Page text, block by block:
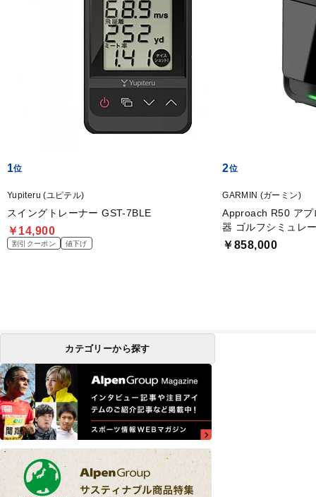
1
Yupiteru (ユピテル)
スイングトレーナー GST-7BLE
￥14,900
割引クーポン 値下げ
2
GARMIN (ガーミン)
Approach R50 アプ
器 ゴルフシミュレ
￥858,000
カテゴリーから探す